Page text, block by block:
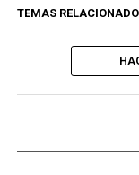
TEMAS